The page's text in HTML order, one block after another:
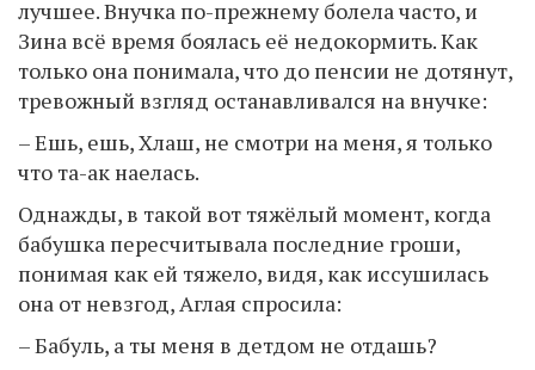
лучшее. Внучка по-прежнему болела часто, и
Зина всё время боялась её недокормить. Как
только она понимала, что до пенсии не дотянут,
тревожный взгляд останавливался на внучке:
– Ешь, ешь, Хлаш, не смотри на меня, я только
что та-ак наелась.
Однажды, в такой вот тяжёлый момент, когда
бабушка пересчитывала последние гроши,
понимая как ей тяжело, видя, как иссушилась
она от невзгод, Аглая спросила:
– Бабуль, а ты меня в детдом не отдашь?